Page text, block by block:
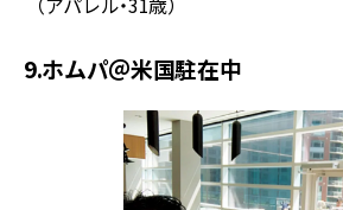
9.ホムパ＠米国駐在中